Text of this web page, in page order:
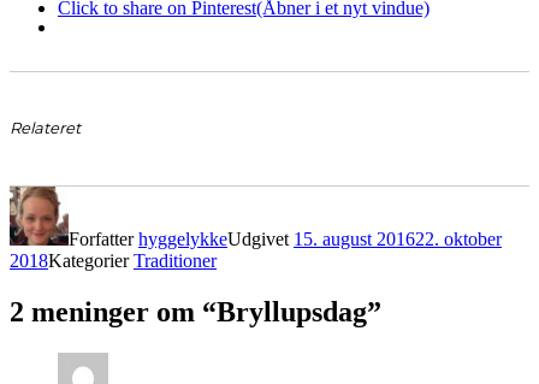
Click to share on Pinterest(Åbner i et nyt vindue)
Relateret
ForfatterhyggelykkeUdgivet 15. august 201622. oktober
2018KategorierTraditioner
2 meninger om “Bryllupsdag”